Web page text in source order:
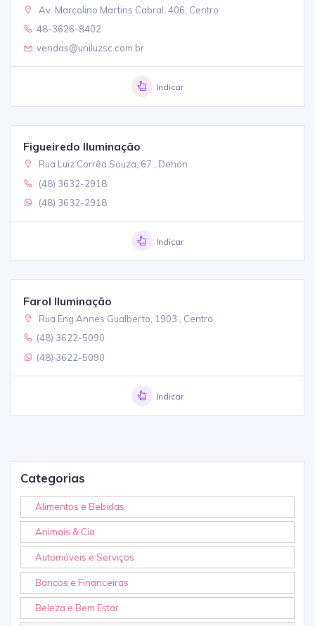
Categorias
Alimentos e Bebidas
Animais & Cia
Automóveis e Serviços
Bancos e Financeiras
Beleza e Bem Estar
Av. Marcolino Martins Cabral, 406, Centro
48-3626-8402
vendas@uniluzsc.com.br
Indicar
Figueiredo Iluminação
Rua Luiz Corrêa Souza, 67 , Dehon
(48) 3632-2918
(48) 3632-2918
Indicar
Farol Iluminação
Rua Eng Annes Gualberto, 1903 , Centro
(48) 3622-5090
(48) 3622-5090
Indicar